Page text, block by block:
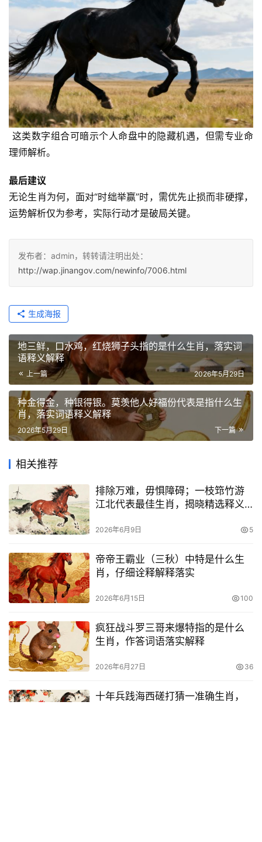
理师解析。
最后建议
无论生肖为何，面对“时绌举赢”时，需优先止损而非硬撑，
运势解析仅为参考，实际行动才是破局关键。
发布者：admin，转转请注明出处：
http://wap.jinangov.com/newinfo/7006.html
生成海报
地三鲜，口水鸡，红烧狮子头指的是什么生肖，落实词
语释义解释
上一篇 2026年5月29日
种金得金，种银得银。莫羡他人好福份代表是指什么生
肖，落实词语释义解释
下一篇
2026年5月29日
相关推荐
排除万难，毋惧障碍；一枝筇竹游
江北代表最佳生肖，揭晓精选释义
2026年6月9日 5
帝帝王霸业（三秋）中特是什么生
肖，仔细诠释解释落实
2026年6月15日 100
疯狂战斗罗三哥来爆特指的是什么
生肖，作答词语落实解释
2026年6月27日 36
十年兵践海西磋打猜一准确生肖，